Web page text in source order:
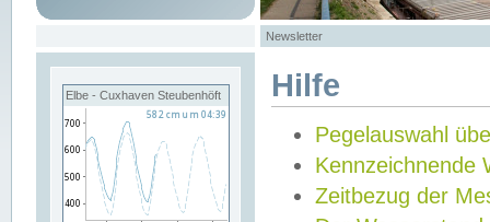
Newsletter
Elbe - Cuxhaven Steubenhöft Hilfe
Pegelauswahl
Kennzeichnende
Zeitbezug der